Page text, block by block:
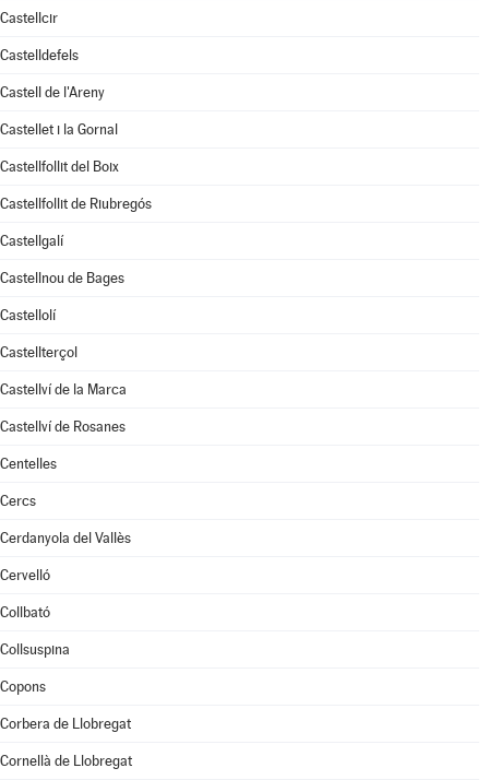
Castellcir
Castelldefels
Castell de l'Areny
Castellet i la Gornal
Castellfollit del Boix
Castellfollit de Riubregós
Castellgalí
Castellnou de Bages
Castellolí
Castellterçol
Castellví de la Marca
Castellví de Rosanes
Centelles
Cercs
Cerdanyola del Vallès
Cervelló
Collbató
Collsuspina
Copons
Corbera de Llobregat
Cornellà de Llobregat